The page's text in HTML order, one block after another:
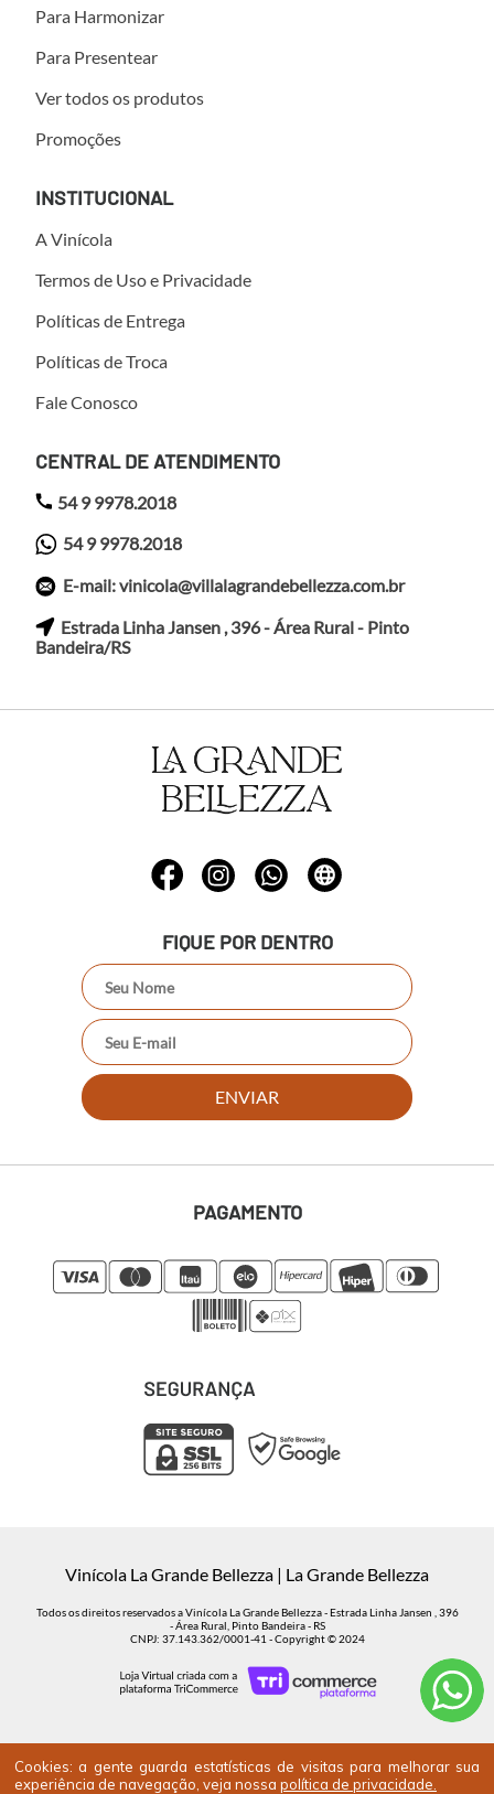
Para Harmonizar
Para Presentear
Ver todos os produtos
Promoções
INSTITUCIONAL
A Vinícola
Termos de Uso e Privacidade
Políticas de Entrega
Políticas de Troca
Fale Conosco
CENTRAL DE ATENDIMENTO
54 9 9978.2018
54 9 9978.2018
E-mail: vinicola@villalagrandebellezza.com.br
Estrada Linha Jansen , 396 - Área Rural - Pinto
Bandeira/RS
FIQUE POR DENTRO
ENVIAR
PAGAMENTO
Vinícola La Grande Bellezza | La Grande Bellezza
Todos os direitos reservados a Vinícola La Grande Bellezza - Estrada Linha Jansen , 396
- Área Rural, Pinto Bandeira - RS
CNPJ: 37.143.362/0001-41 - Copyright © 2024
APRECIE COM RESPONSABILIDADE. VENDA PROIBIDA PARA MENORES DE 18
Cookies: a gente guarda estatísticas de visitas para melhorar sua
experiência de navegação, veja nossa política de privacidade.